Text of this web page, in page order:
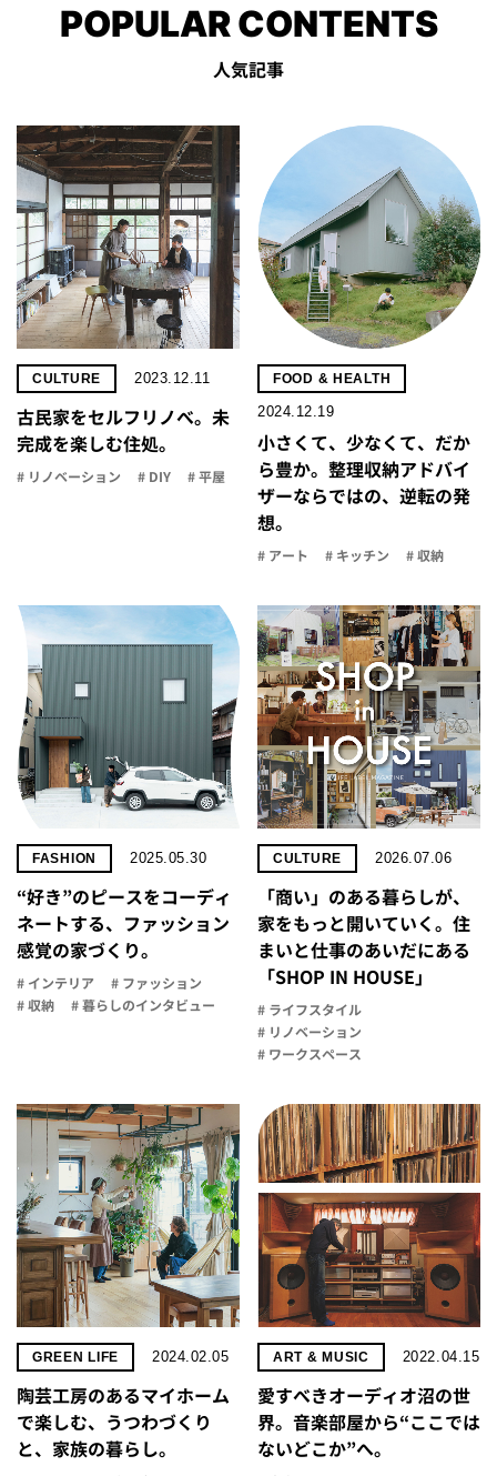
POPULAR CONTENTS
人気記事
CULTURE 2023.12.11
古民家をセルフリノべ。未
完成を楽しむ住処。
# リノベーション # DIY # 平屋
FOOD & HEALTH
2024.12.19
小さくて、少なくて、だか
ら豊か。整理収納アドバイ
ザーならではの、逆転の発
想。
# アート # キッチン # 収納
FASHION 2025.05.30
“好き”のピースをコーディ
ネートする、ファッション
感覚の家づくり。
# インテリア
# ファッション
# 収納
# 暮らしのインタビュー
CULTURE 2026.07.06
「商い」の​ある​暮らしが、​
家を​もっと​開いていく。​住
まいと​仕事の​あいだに​ある​
「SHOP IN HOUSE」
# ライフスタイル
# リノベーション
# ワークスペース
GREEN LIFE 2024.02.05
陶芸工房のあるマイホーム
で楽しむ、うつわづくり
と、家族の暮らし。
ART & MUSIC 2022.04.15
愛すべきオーディオ沼の世
界。音楽部屋から“ここでは
ないどこか”へ。